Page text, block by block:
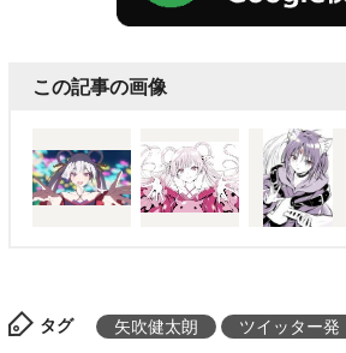
して前向きに進んでいくかぐやと
この記事の画像
タグ 矢吹健太朗 ツイッター発